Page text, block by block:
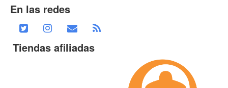
En las redes
Tiendas afiliadas